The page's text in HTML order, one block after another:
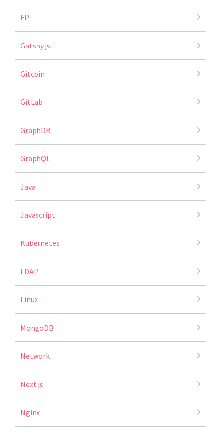
FP
Gatsby.js
Gitcoin
GitLab
GraphDB
GraphQL
Java
Javascript
Kubernetes
LDAP
Linux
MongoDB
Network
Next.js
Nginx